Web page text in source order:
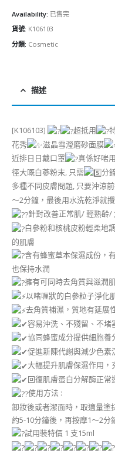
Availability: 已售完
貨號: K106103
分類: Cosmetic
描述
[K106103] 超抵用
花秀
滋晶雪瀅磨砂面膜
近排日日戴口罩
真係好啱
徑大嘅白蔘粉末, 只需
分
多種不同皮膚問題, 只要沖涼
～2分鐘，最後用水洗乾淨就
針對改善正常肌/ 輕熟齡/
白參粉和核桃皮粉輕柔地
的肌膚
含有蜂蜜草本保濕成份，
也保持水潤
擁有可同時去角質與滋潤
以啫喱狀的白參粒子淨化
去角質補濕，質地有延展
容易沖洗、不殘留、不堵
協同蜂蜜成分提供細胞養
促進新陳代謝與減少色素
大幅提升肌膚保濕作用，
回復肌膚蛋白分解酶正
使用方法 :
卸妝後或者潔面時，取適量塗
約5-10分鐘後，再按摩1～2分
試用裝特價 1 支15ml